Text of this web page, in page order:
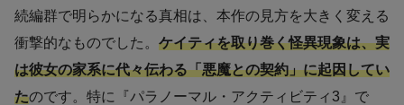
続編群で明らかになる真相は、本作の見方を大きく変える
衝撃的なものでした。 ケイティを取り巻く怪異現象は、実
は彼女の家系に代々伝わる「悪魔との契約」に起因してい
たのです。特に『パラノーマル・アクティビティ3』で